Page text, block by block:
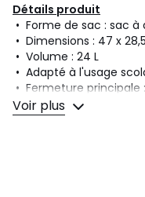
Détails produit
• Forme de sac : sac à
• Dimensions : 47 x
• Volume : 24 L
• Adapté à l'usage
• Fermeture principale
• Nombre de
• Nombre de poches
Voir plus